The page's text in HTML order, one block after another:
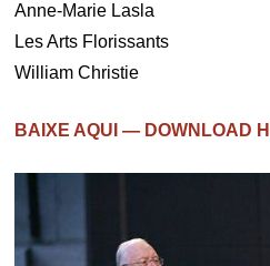
Anne-Marie Lasla
Les Arts Florissants
William Christie
BAIXE AQUI — DOWNLOAD